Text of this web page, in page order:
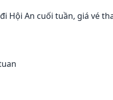
Hội An cuối tuần, giá vé